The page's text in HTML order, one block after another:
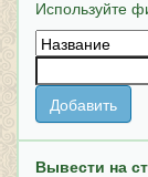
Используйте
Вывести на